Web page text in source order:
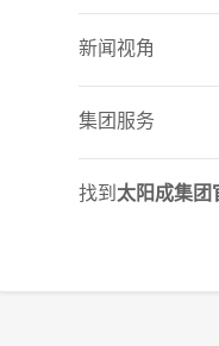
新闻视角
集团服务
找到 太阳成集团